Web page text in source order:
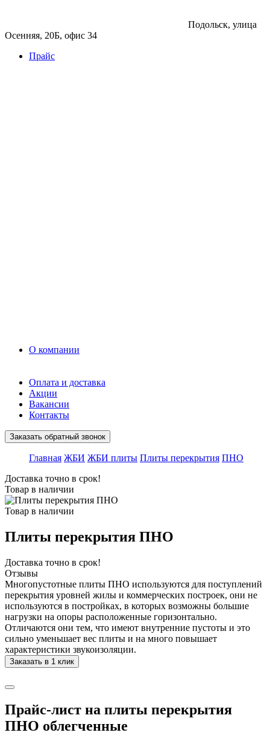
Подольск, улица
Осенняя, 20Б, офис 34
Прайс
О компании
Оплата и доставка
Акции
Вакансии
Контакты
Заказать обратный звонок
Главная ЖБИ ЖБИ плиты Плиты перекрытия ПНО
Доставка точно в срок!
Товар в наличии
Товар в наличии
Плиты перекрытия ПНО
Доставка точно в срок!
Отзывы
Многопустотные плиты ПНО используются для поступлений
перекрытия уровней жилы и коммерческих построек, они не
используются в постройках, в которых возможны большие
нагрузки на опоры расположенные горизонтально.
Отличаются они тем, что имеют внутренние пустоты и это
сильно уменьшает вес плиты и на много повышает
характеристики звукоизоляции.
Заказать в 1 клик
Прайс-лист на плиты перекрытия
ПНО облегченные